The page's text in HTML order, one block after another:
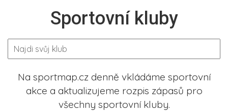
Sportovní kluby
Na sportmap.cz denně vkládáme sportovní
akce a aktualizujeme rozpis zápasů pro
všechny sportovní kluby.